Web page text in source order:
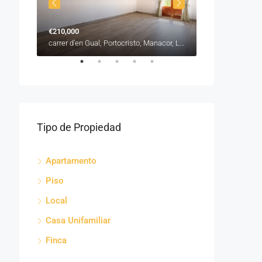
€210,000
carrer d'en Gual, Portocristo, Manacor, Llevant, Illes Balears, 07680, España
Tipo de Propiedad
Apartamento
Piso
Local
Casa Unifamiliar
Finca